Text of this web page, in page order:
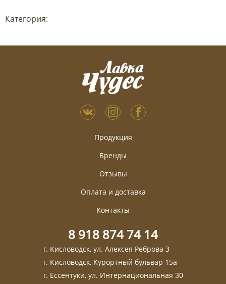
Категория:
Продукция
Бренды
Отзывы
Оплата и доставка
Контакты
8 918 874 74 14
г. Кисловодск, ул. Алексея Реброва 3
г. Кисловодск, Курортный бульвар 15а
г. Ессентуки, ул. Интернациональная 30